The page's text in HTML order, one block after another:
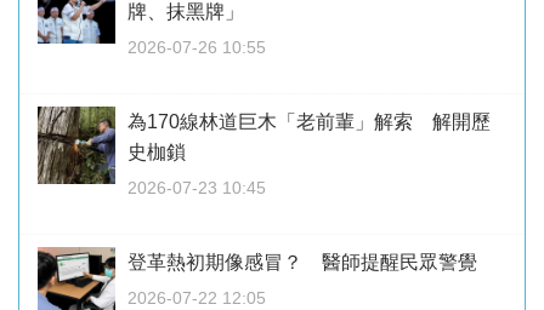
牌、抹黑牌」
2026-07-26 10:55
為170線林道巨木「老前輩」解索 解開歷
史枷鎖
2026-07-23 10:45
登革熱初期像感冒？ 醫師提醒民眾警覺
2026-07-22 12:05